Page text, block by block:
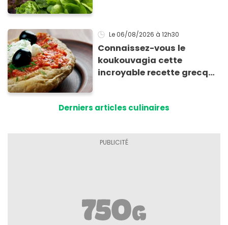
Le 06/08/2026 à 12h30
Connaissez-vous le
koukouvagia cette
incroyable recette grecque
Derniers articles culinaires